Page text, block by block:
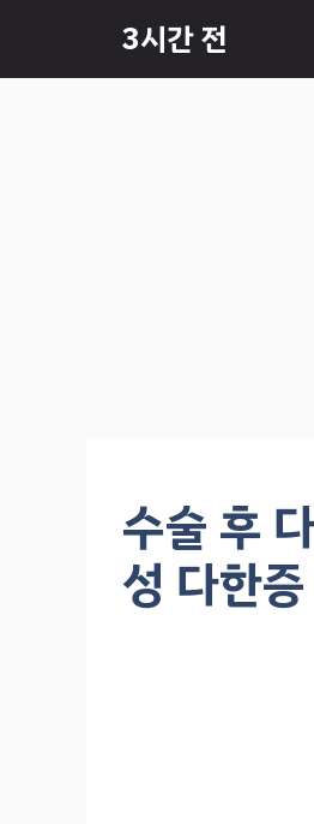
츠
3시간 전
수술 후
성 다한